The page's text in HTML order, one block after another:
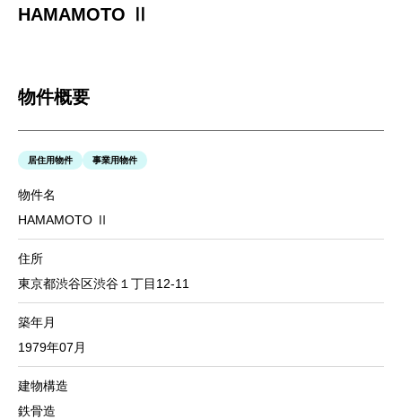
HAMAMOTO Ⅱ
物件概要
居住用物件 事業用物件
物件名
HAMAMOTO Ⅱ
住所
東京都渋谷区渋谷１丁目12-11
築年月
1979年07月
建物構造
鉄骨造